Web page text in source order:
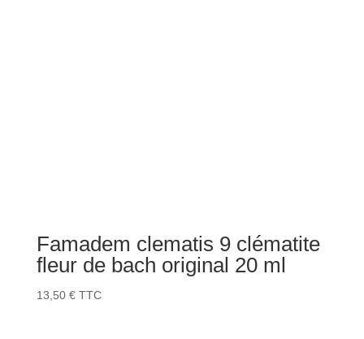
Famadem clematis 9 clématite
fleur de bach original 20 ml
13,50 € TTC